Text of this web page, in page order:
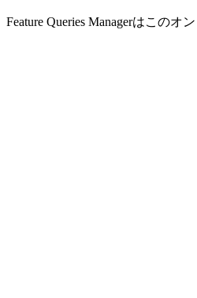
Feature Queries Managerはこの